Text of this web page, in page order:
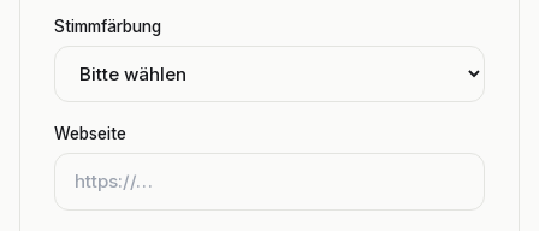
Stimmfärbung
Webseite